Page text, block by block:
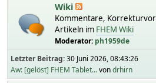
Wiki
Kommentare,
Artikeln im FHEM Wiki
Moderator: ph1959de
Letzter Beitrag:30 Juni 2026, 08:43:26
Aw: [gelöst] FHEM Tablet...vondrhirn